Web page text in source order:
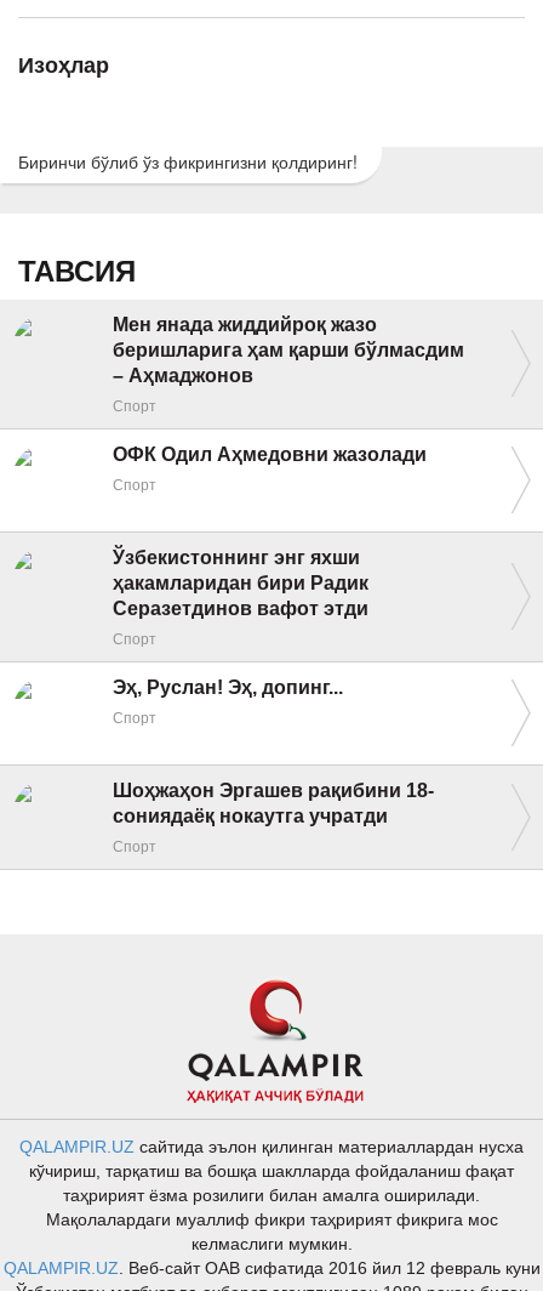
Изоҳлар
Биринчи бўлиб ўз фикрингизни қолдиринг!
ТАВСИЯ
Мен янада жиддийроқ жазо
беришларига ҳам қарши бўлмасдим
– Аҳмаджонов
Спорт
ОФК Одил Аҳмедовни жазолади
Спорт
Ўзбекистоннинг энг яхши
ҳакамларидан бири Радик
Серазетдинов вафот этди
Спорт
Эҳ, Руслан! Эҳ, допинг...
Спорт
Шоҳжаҳон Эргашев рақибини 18-
сониядаёқ нокаутга учратди
Спорт
QALAMPIR.UZ сайтида эълон қилинган материаллардан нусха
кўчириш, тарқатиш ва бошқа шаклларда фойдаланиш фақат
таҳририят ёзма розилиги билан амалга оширилади.
Мақолалардаги муаллиф фикри таҳририят фикрига мос
келмаслиги мумкин.
QALAMPIR.UZ . Веб-сайт ОАВ сифатида 2016 йил 12 февраль куни